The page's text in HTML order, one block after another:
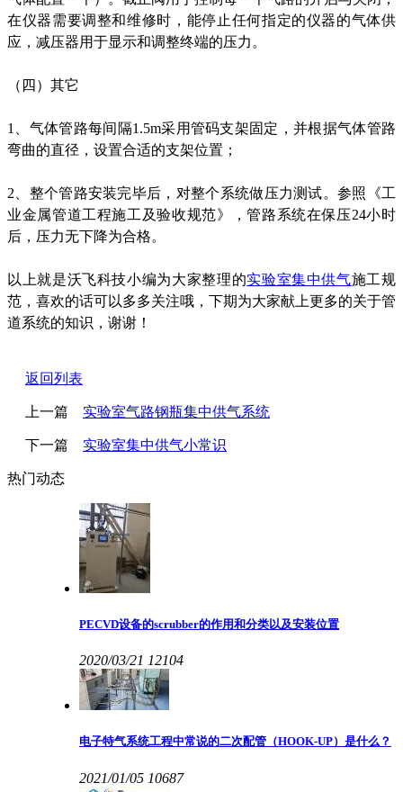
在仪器需要调整和维修时，能停止任何指定的仪器的气体供
应，减压器用于显示和调整终端的压力。
（四）其它
1、气体管路每间隔1.5m采用管码支架固定，并根据气体管路
弯曲的直径，设置合适的支架位置；
2、整个管路安装完毕后，对整个系统做压力测试。参照《工
业金属管道工程施工及验收规范》，管路系统在保压24小时
后，压力无下降为合格。
以上就是沃飞科技小编为大家整理的实验室集中供气施工规
范，喜欢的话可以多多关注哦，下期为大家献上更多的关于管
道系统的知识，谢谢！
返回列表
上一篇 实验室气路钢瓶集中供气系统
下一篇 实验室集中供气小常识
热门动态
PECVD设备的scrubber的作用和分类以及安装位置
2020/03/21 12104
电子特气系统工程中常说的二次配管（HOOK-UP）是什么？
2021/01/05 10687